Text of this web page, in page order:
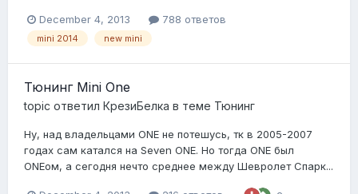
December 4, 2013 788 ответов
mini 2014 new mini
Тюнинг Mini One
topic ответил КрезиБелка в теме Тюнинг
Ну, над владельцами ONE не потешусь, тк в 2005-2007
годах сам катался на Seven ONE. Но тогда ONE был
ONEом, а сегодня нечто среднее между Шевролет Спарк...